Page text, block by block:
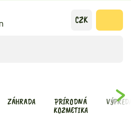
ZÁHRADA
PRÍRODNÁ
KOZMETIKA
CZK